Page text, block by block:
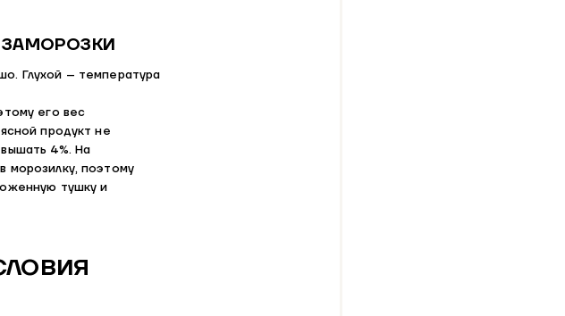
ЗАМОРОЗКИ
Глухой – температура
его вес
продукт не
4%. На
морозилку, поэтому
тушку и